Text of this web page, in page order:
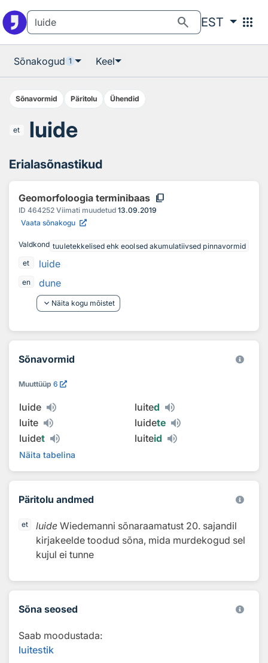
search EST apps
Sõnakogud 1 Keel
Sõnavormid Päritolu Ühendid
et luide
Erialasõnastikud
Geomorfoloogia terminibaas content_copy
ID 464252 Viimati muudetud 13.09.2019
Vaata sõnakogu
Valdkond tuuletekkelised ehk eoolsed akumulatiivsed pinnavormid
et
luide
en
dune
keyboard_arrow_down Näita kogu mõistet
Sõnavormid
Muuttüüp 6
luide luited
luite
luidete
luidet luiteid
Näita tabelina
Päritolu andmed
et luide Wiedemanni sõnaraamatust 20. sajandil
kirjakeelde toodud sõna, mida murdekogud sel
kujul ei tunne
Sõna seosed
Saab moodustada:
luitestik